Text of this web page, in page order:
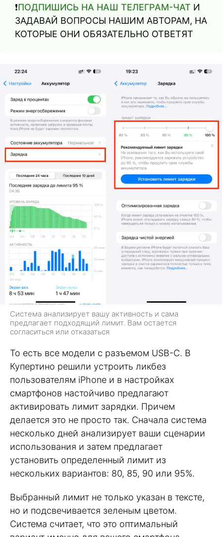
❗️ПОДПИШИСЬ НА НАШ ТЕЛЕГРАМ-ЧАТ И
ЗАДАВАЙ ВОПРОСЫ НАШИМ АВТОРАМ, НА
КОТОРЫЕ ОНИ ОБЯЗАТЕЛЬНО ОТВЕТЯТ
Система анализирует вашу активность и сама
предлагает подходящий лимит. Вам остается
согласиться или отказаться
То есть все модели с разъемом USB-C. В
Купертино решили устроить ликбез
пользователям iPhone и в настройках
смартфонов настойчиво предлагают
активировать лимит зарядки. Причем
делается это не просто так. Сначала система
несколько дней анализирует ваши сценарии
использования и затем предлагает
установить определенный лимит из
нескольких вариантов: 80, 85, 90 или 95%.
Выбранный лимит не только указан в тексте,
но и подсвечивается зеленым цветом.
Система считает, что это оптимальный